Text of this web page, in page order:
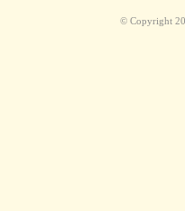
© Copyright